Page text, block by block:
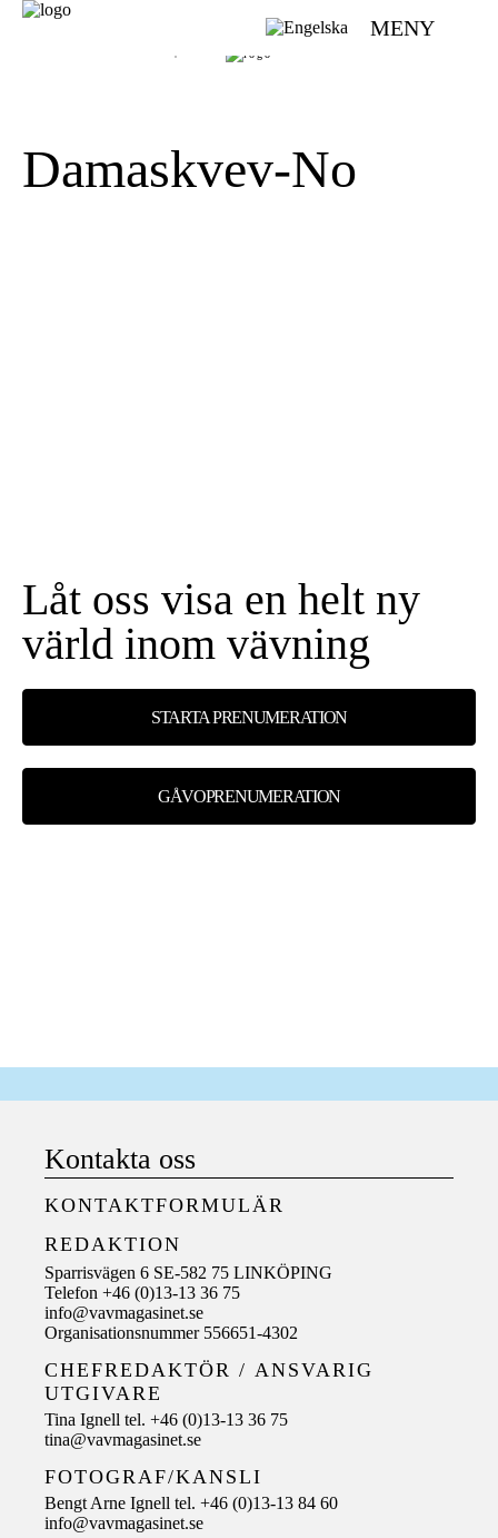
MENY
Damaskvev-No
Låt oss visa en helt ny
värld inom vävning
STARTA PRENUMERATION
GÅVOPRENUMERATION
Kontakta oss
KONTAKTFORMULÄR
REDAKTION
Sparrisvägen 6 SE-582 75 LINKÖPING
Telefon +46 (0)13-13 36 75
info@vavmagasinet.se
Organisationsnummer 556651-4302
CHEFREDAKTÖR / ANSVARIG
UTGIVARE
Tina Ignell tel. +46 (0)13-13 36 75
tina@vavmagasinet.se
FOTOGRAF/KANSLI
Bengt Arne Ignell tel. +46 (0)13-13 84 60
info@vavmagasinet.se